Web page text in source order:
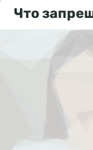
Что